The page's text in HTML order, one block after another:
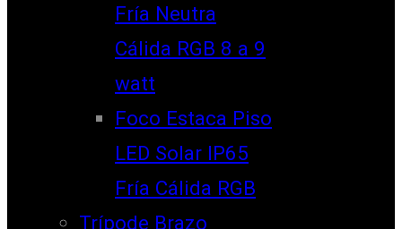
Fría Neutra
Cálida RGB 8 a 9
watt
Foco Estaca Piso
LED Solar IP65
Fría Cálida RGB
Trípode Brazo